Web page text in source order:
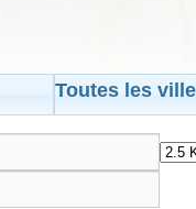
Toutes les